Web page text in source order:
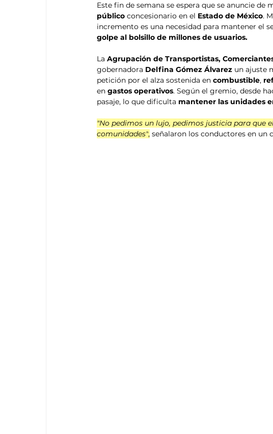
Este fin de semana se espera que se anuncie de
público concesionario en el Estado de México.
incremento es una necesidad para mantener el
golpe al bolsillo de millones de usuarios.
La Agrupación de Transportistas,
gobernadora Delfina Gómez Álvarez un ajuste
petición por el alza sostenida en combustible,
en gastos operativos. Según el gremio, desde
pasaje, lo que dificulta mantener las unidades
"No pedimos un lujo, pedimos justicia para que
comunidades", señalaron los conductores en un